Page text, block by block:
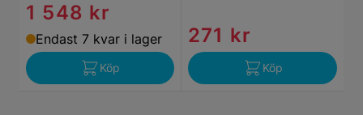
1 548 kr
Endast 7 kvar i lager
Köp
271 kr
Köp